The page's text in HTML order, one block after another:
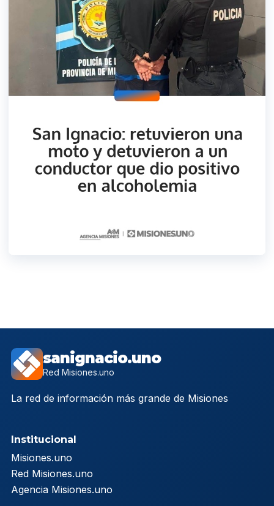
sanignacio.uno
Red Misiones.uno
La red de información más grande de Misiones
Institucional
Misiones.uno
Red Misiones.uno
Agencia Misiones.uno